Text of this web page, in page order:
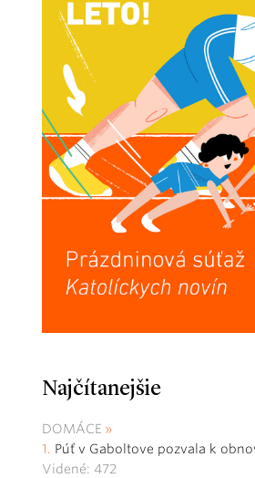
Najčítanejšie
DOMÁCE
Púť v Gaboltove pozvala k
Videné: 472